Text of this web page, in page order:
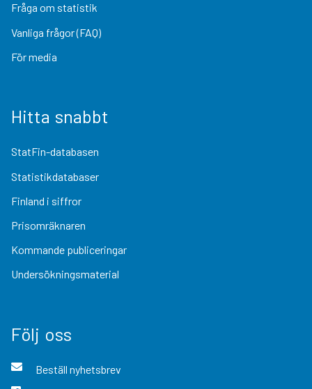
Fråga om statistik
Vanliga frågor (FAQ)
För media
Hitta snabbt
StatFin-databasen
Statistikdatabaser
Finland i siffror
Prisomräknaren
Kommande publiceringar
Undersökningsmaterial
Följ oss
Beställ nyhetsbrev